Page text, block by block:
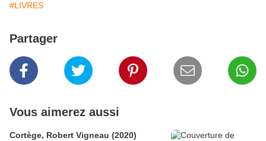
#LIVRES
Partager
Vous aimerez aussi
Cortège, Robert Vigneau (2020)